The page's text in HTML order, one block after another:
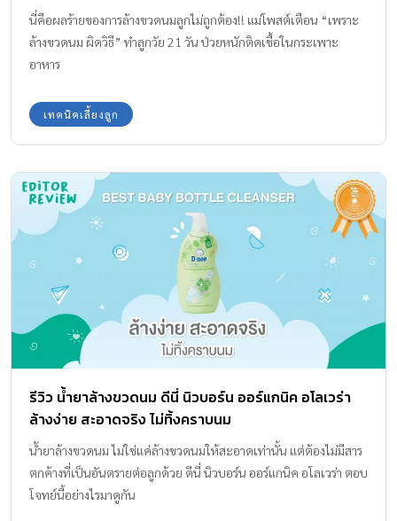
นี่คือผลร้ายของการล้างขวดนมลูกไม่ถูกต้อง!! แม่โพสต์เตือน “เพราะ
ล้างขวดนม ผิดวิธี” ทำลูกวัย 21 วัน ป่วยหนักติดเชื้อในกระเพาะ
อาหาร
เทคนิคเลี้ยงลูก
รีวิว น้ำยาล้างขวดนม ดีนี่ นิวบอร์น ออร์แกนิค อโลเวร่า
ล้างง่าย สะอาดจริง ไม่ทิ้งคราบนม
น้ำยาล้างขวดนม ไม่ใช่แค่ล้างขวดนมให้สะอาดเท่านั้น แต่ต้องไม่มีสาร
ตกค้างที่เป็นอันตรายต่อลูกด้วย ดีนี่ นิวบอร์น ออร์แกนิค อโลเวร่า ตอบ
โจทย์นี้อย่างไรมาดูกัน